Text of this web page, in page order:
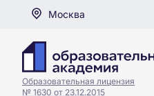
Москва
Образовательная лицензия
№ 1630 от 23.12.2015